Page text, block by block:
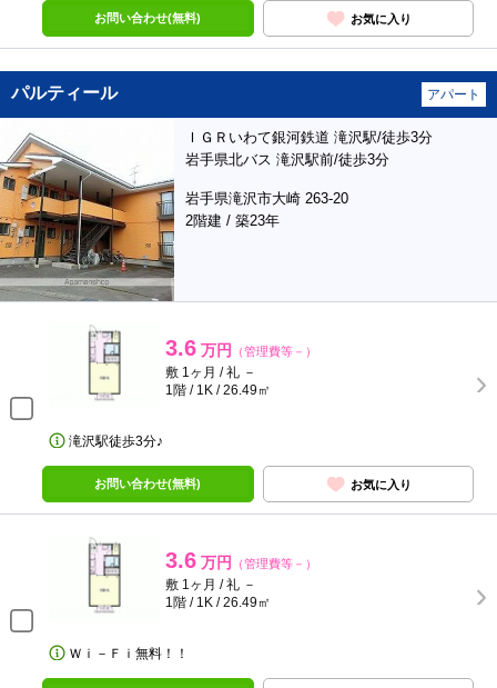
お問い合わせ(無料) お気に入り
パルティール アパート
ＩＧＲいわて銀河鉄道 滝沢駅/徒歩3分
岩手県北バス 滝沢駅前/徒歩3分
岩手県滝沢市大崎 263-20
2階建 / 築23年
3.6 万円 （管理費等－）
敷 1ヶ月 / 礼 －
1階 / 1K / 26.49㎡
滝沢駅徒歩3分♪
お問い合わせ(無料) お気に入り
3.6 万円 （管理費等－）
敷 1ヶ月 / 礼 －
1階 / 1K / 26.49㎡
Ｗｉ－Ｆｉ無料！！